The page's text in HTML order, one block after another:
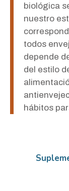
biológica
nuestro
todos
depende
del estilo
hábitos